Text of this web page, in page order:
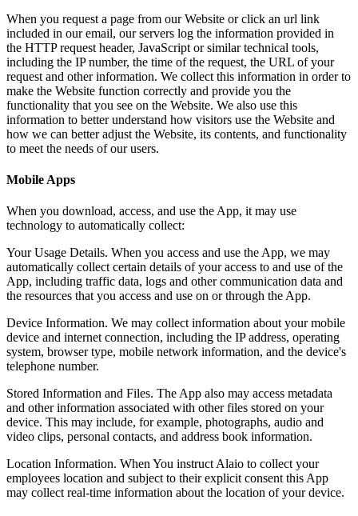
When you request a page from our Website or click an url link
included in our email, our servers log the information provided in
the HTTP request header, JavaScript or similar technical tools,
including the IP number, the time of the request, the URL of your
request and other information. We collect this information in order to
make the Website function correctly and provide you the
functionality that you see on the Website. We also use this
information to better understand how visitors use the Website and
how we can better adjust the Website, its contents, and functionality
to meet the needs of our users.
Mobile Apps
When you download, access, and use the App, it may use
technology to automatically collect:
Your Usage Details. When you access and use the App, we may
automatically collect certain details of your access to and use of the
App, including traffic data, logs and other communication data and
the resources that you access and use on or through the App.
Device Information. We may collect information about your mobile
device and internet connection, including the IP address, operating
system, browser type, mobile network information, and the device's
telephone number.
Stored Information and Files. The App also may access metadata
and other information associated with other files stored on your
device. This may include, for example, photographs, audio and
video clips, personal contacts, and address book information.
Location Information. When You instruct Alaio to collect your
employees location and subject to their explicit consent this App
may collect real-time information about the location of your device.